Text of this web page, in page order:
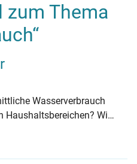
zum Thema
Wasserverbrauch
Haushaltsbereichen? Wie